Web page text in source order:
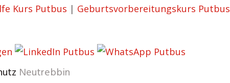
Kurs Putbus | Geburtsvorbereitungskurs Putbus
Neutrebbin